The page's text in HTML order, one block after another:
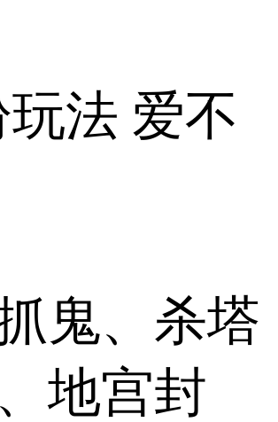
法 爱不
鬼、杀塔
地宫封